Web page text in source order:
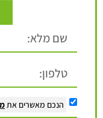
הנכם מאשרים את